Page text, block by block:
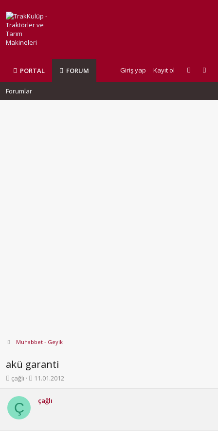
PORTAL FORUM Giriş yap Kayıt ol
Forumlar
Muhabbet - Geyik
akü garanti
K
n
y
u
çağlı
B
g
11.01.2012
Ç çağlı